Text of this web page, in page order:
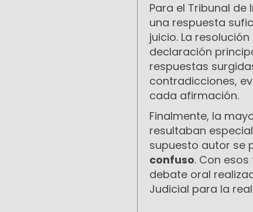
Para el Tribunal
una respuesta
juicio. La
declaración
respuestas
contradicciones,
cada afirmación.
Finalmente, la
resultaban
supuesto autor se
confuso. Con
debate oral
Judicial para la